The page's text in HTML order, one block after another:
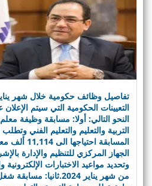
تفاصيل وظائف حكومية خلال شهر
التعيينات الحكومية التي سيتم
النحو التالي: أولا: مسابقة وظيفة
التربية والتعليم والتعليم الفني
المسابقة
الجهاز المركزي للتنظيم والإدارة
وتحديد مواعيد الاختبارات
من شهر يناير